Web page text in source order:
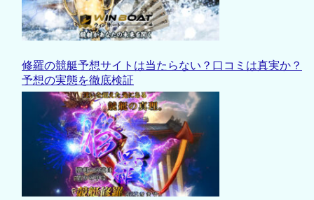
修羅の競艇予想サイトは当たらない？口コミは真実か？
予想の実態を徹底検証